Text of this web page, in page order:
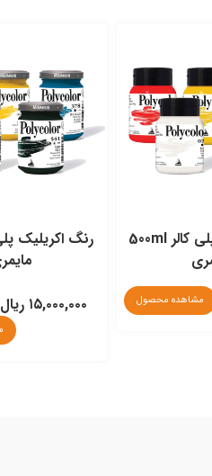
رنگ اكريليک پلی كالر 500ml
مشاهده محصول
۱۵,۰۰۰,۰۰۰ ریال